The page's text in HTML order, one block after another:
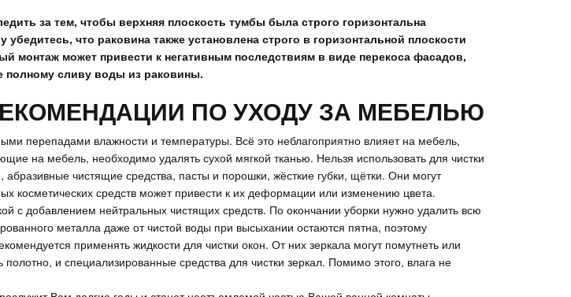
за тем, чтобы верхняя плоскость тумбы была строго горизонтальна
что раковина также установлена строго в горизонтальной плоскости
монтаж может привести к негативным последствиям в виде перекоса фасадов,
полному сливу воды из раковины.
ПО УХОДУ ЗА МЕБЕЛЬЮ
перепадами влажности и температуры. Всё это неблагоприятно влияет на мебель,
на мебель, необходимо удалять сухой мягкой тканью. Нельзя использовать для чистки
чистящие средства, пасты и порошки, жёсткие губки, щётки. Они могут
косметических средств может привести к их деформации или изменению цвета.
с добавлением нейтральных чистящих средств. По окончании уборки нужно удалить всю
металла даже от чистой воды при высыхании остаются пятна, поэтому
применять жидкости для чистки окон. От них зеркала могут помутнеть или
и специализированные средства для чистки зеркал. Помимо этого, влага не